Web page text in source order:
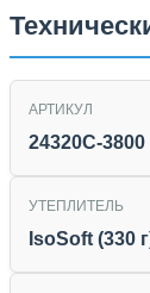
АРТИКУЛ
24320C-3800
УТЕПЛИТЕЛЬ
IsoSoft (330